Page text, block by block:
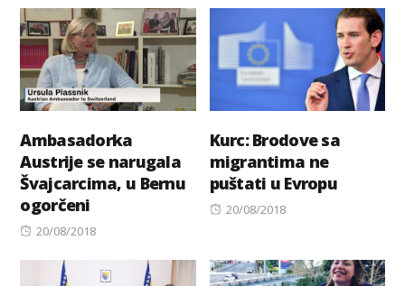
Ambasadorka
Austrije se narugala
Švajcarcima, u Bernu
ogorčeni
Posted
20/08/2018
Kurc: Brodove sa
migrantima ne
puštati u Evropu
Posted
20/08/2018